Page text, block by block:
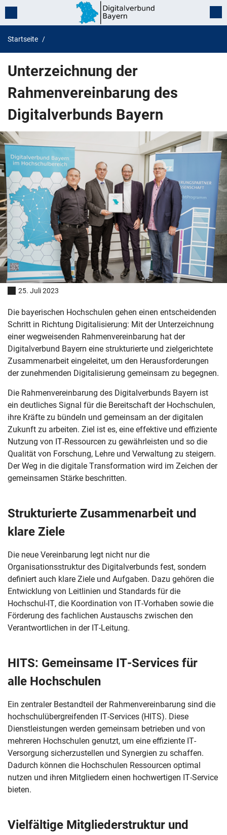
Startseite
Unterzeichnung der
Rahmenvereinbarung des
Digitalverbunds Bayern
25. Juli 2023
Die bayerischen Hochschulen gehen einen entscheidenden
Schritt in Richtung Digitalisierung: Mit der Unterzeichnung
einer wegweisenden Rahmenvereinbarung hat der
Digitalverbund Bayern eine strukturierte und zielgerichtete
Zusammenarbeit eingeleitet, um den Herausforderungen
der zunehmenden Digitalisierung gemeinsam zu begegnen.
Die Rahmenvereinbarung des Digitalverbunds Bayern ist
ein deutliches Signal für die Bereitschaft der Hochschulen,
ihre Kräfte zu bündeln und gemeinsam an der digitalen
Zukunft zu arbeiten. Ziel ist es, eine effektive und effiziente
Nutzung von IT-Ressourcen zu gewährleisten und so die
Qualität von Forschung, Lehre und Verwaltung zu steigern.
Der Weg in die digitale Transformation wird im Zeichen der
gemeinsamen Stärke beschritten.
Strukturierte Zusammenarbeit und
klare Ziele
Die neue Vereinbarung legt nicht nur die
Organisationsstruktur des Digitalverbunds fest, sondern
definiert auch klare Ziele und Aufgaben. Dazu gehören die
Entwicklung von Leitlinien und Standards für die
Hochschul-IT, die Koordination von IT-Vorhaben sowie die
Förderung des fachlichen Austauschs zwischen den
Verantwortlichen in der IT-Leitung.
HITS: Gemeinsame IT-Services für
alle Hochschulen
Ein zentraler Bestandteil der Rahmenvereinbarung sind die
hochschulübergreifenden IT-Services (HITS). Diese
Dienstleistungen werden gemeinsam betrieben und von
mehreren Hochschulen genutzt, um eine effiziente IT-
Versorgung sicherzustellen und Synergien zu schaffen.
Dadurch können die Hochschulen Ressourcen optimal
nutzen und ihren Mitgliedern einen hochwertigen IT-Service
bieten.
Vielfältige Mitgliederstruktur und